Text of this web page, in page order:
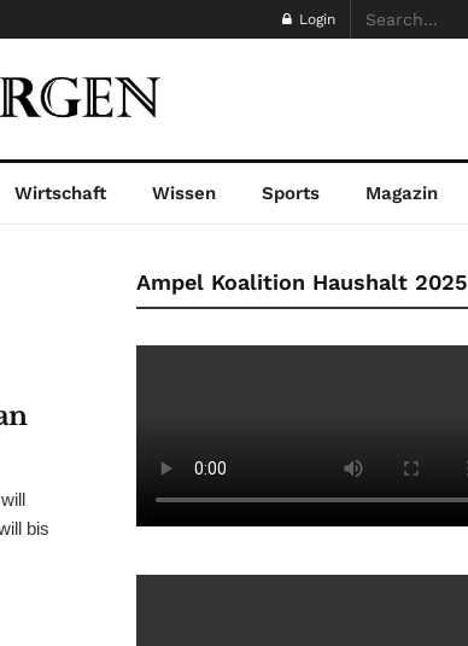
Login
Wirtschaft Wissen Sports Magazin
bis
Ampel Koalition Haushalt 2025